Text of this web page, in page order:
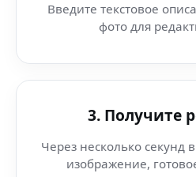
Введите текстовое
фото для
3. Получите
Через несколько секунд
изображение,